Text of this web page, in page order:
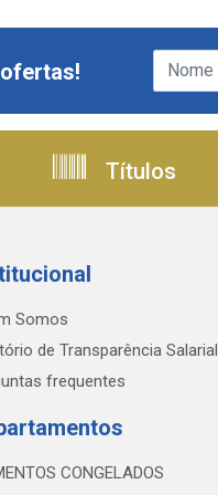
Títulos
Somos
de Transparência Salarial
frequentes
CONGELADOS